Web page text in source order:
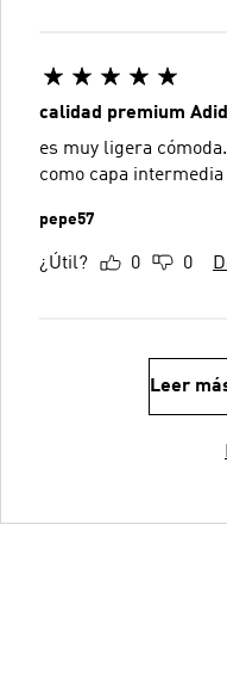
calidad premium
es muy ligera
como capa
pepe57
¿Útil? 0 0
Leer